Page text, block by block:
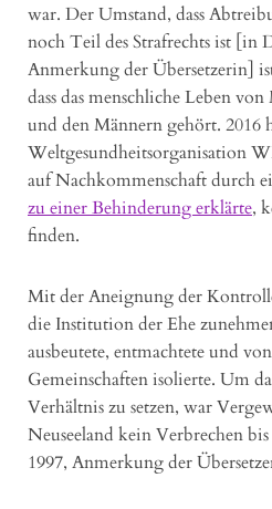
war. Der Umstand, dass
noch Teil des Strafrechts ist [in
Anmerkung der Übersetzerin]
dass das menschliche Leben
und den Männern gehört. 2016
Weltgesundheitsorganisation
auf Nachkommenschaft durch
zu einer Behinderung erklärte,
finden.
Mit der Aneignung der
die Institution der Ehe
ausbeutete, entmachtete und
Gemeinschaften isolierte. Um
Verhältnis zu setzen, war
Neuseeland kein Verbrechen
1997, Anmerkung der